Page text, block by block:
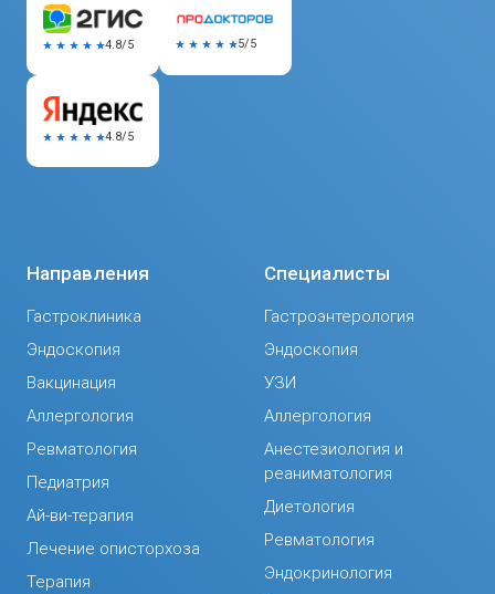
Направления
Гастроклиника
Эндоскопия
Вакцинация
Аллергология
Ревматология
Педиатрия
Ай-ви-терапия
Лечение описторхоза
Терапия
Специалисты
Гастроэнтерология
Эндоскопия
УЗИ
Аллергология
Анестезиология и
реаниматология
Диетология
Ревматология
Эндокринология
4.8/5 5/5
4.8/5